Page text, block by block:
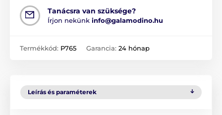
Tanácsra van szüksége?
Írjon nekünk info@galamodino.hu
Termékkód: P765 Garancia: 24 hónap
Leírás és paraméterek